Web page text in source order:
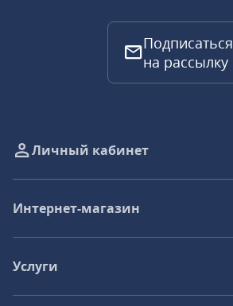
Подписаться
на рассылку
Личный кабинет
Интернет-магазин
Услуги